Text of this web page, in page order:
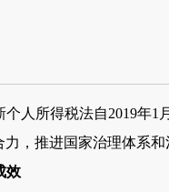
个人所得税法自2019年1
，推进国家治理体系和
效